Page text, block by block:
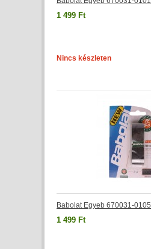
1 499 Ft
Nincs készleten
Babolat Egyeb 670031-0105
1 499 Ft